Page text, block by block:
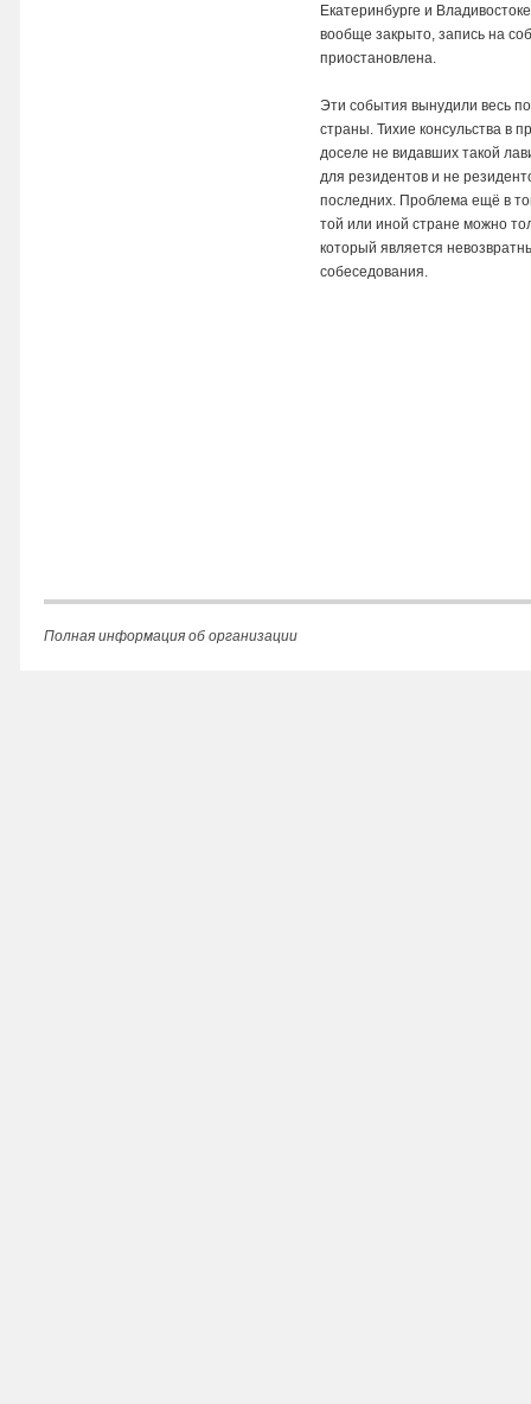
Екатеринбурге и
вообще закрыто, запись на
приостановлена.
Эти события вынудили весь
страны. Тихие консульства в
доселе не видавших такой
для резидентов и не
последних. Проблема ещё в
той или иной стране можно
который является
собеседования.
Полная информация об организации